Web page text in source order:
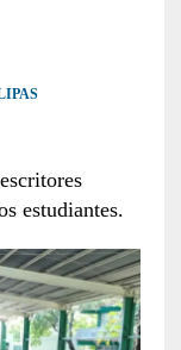
estudiantes.